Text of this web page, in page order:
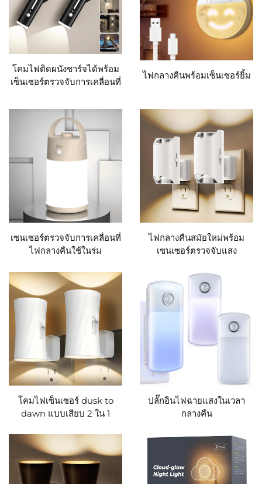
โคมไฟติดผนังชาร์จได้พร้อม
เซ็นเซอร์ตรวจจับการเคลื่อนที่
ไฟกลางคืนพร้อมเซ็นเซอร์ยิ้ม
เซนเซอร์ตรวจจับการเคลื่อนที่
ไฟกลางคืนใช้ในร่ม
ไฟกลางคืนสมัยใหม่พร้อม
เซนเซอร์ตรวจจับแสง
โคมไฟเซ็นเซอร์ dusk to
dawn แบบเสียบ 2 ใน 1
ปลั๊กอินไฟฉายแสงในเวลา
กลางคืน